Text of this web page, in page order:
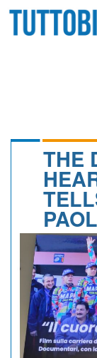
CALENDARIO
ALBI D'ORO
NEWSLETTER
THE